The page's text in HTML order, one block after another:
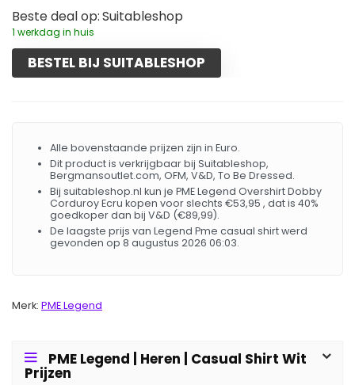
Beste deal op: Suitableshop
1 werkdag in huis
BESTEL BIJ SUITABLESHOP
Alle bovenstaande prijzen zijn in Euro.
Dit product is verkrijgbaar bij Suitableshop,
Bergmansoutlet.com, OFM, V&D, To Be Dressed.
Bij suitableshop.nl kun je PME Legend Overshirt Dobby
Corduroy Ecru kopen voor slechts €53,95 , dat is 40%
goedkoper dan bij V&D (€89,99).
De laagste prijs van Legend Pme casual shirt werd
gevonden op 8 augustus 2026 06:03.
Merk: PME Legend
PME Legend | Heren | Casual Shirt Wit
Prijzen